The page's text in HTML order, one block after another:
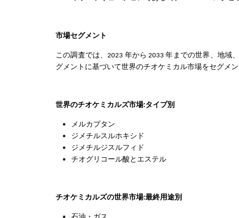
市場セグメント
この調査では、2023 年から 2033 年までの世界、地域
グメントに基づいて世界のチオケミカル市場をセグメ
世界のチオケミカルズ市場:タイプ別
メルカプタン
ジメチルスルホキシド
ジメチルジスルフィド
チオグリコール酸とエステル
チオケミカルズの世界市場:最終用途別